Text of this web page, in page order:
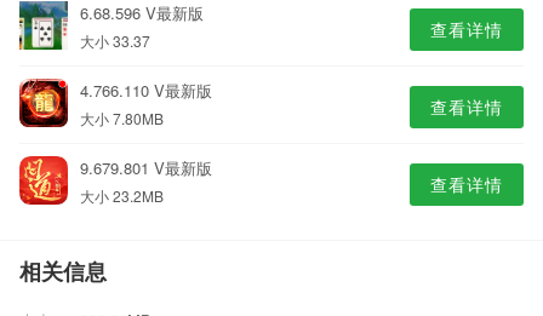
6.68.596 V最新版
大小 33.37 查看详情
4.766.110 V最新版
大小 7.80MB 查看详情
9.679.801 V最新版
大小 23.2MB 查看详情
相关信息